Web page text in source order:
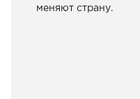
меняют страну.